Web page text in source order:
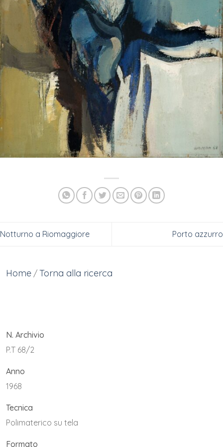
Notturno a Riomaggiore Porto azzurro
Home / Torna alla ricerca
N. Archivio
P.T 68/2
Anno
1968
Tecnica
Polimaterico su tela
Formato